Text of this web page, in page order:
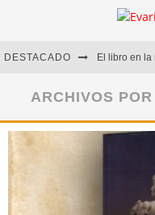
DESTACADO
Marcelo
Diego Meret
Alejandra
ARCHIVOS